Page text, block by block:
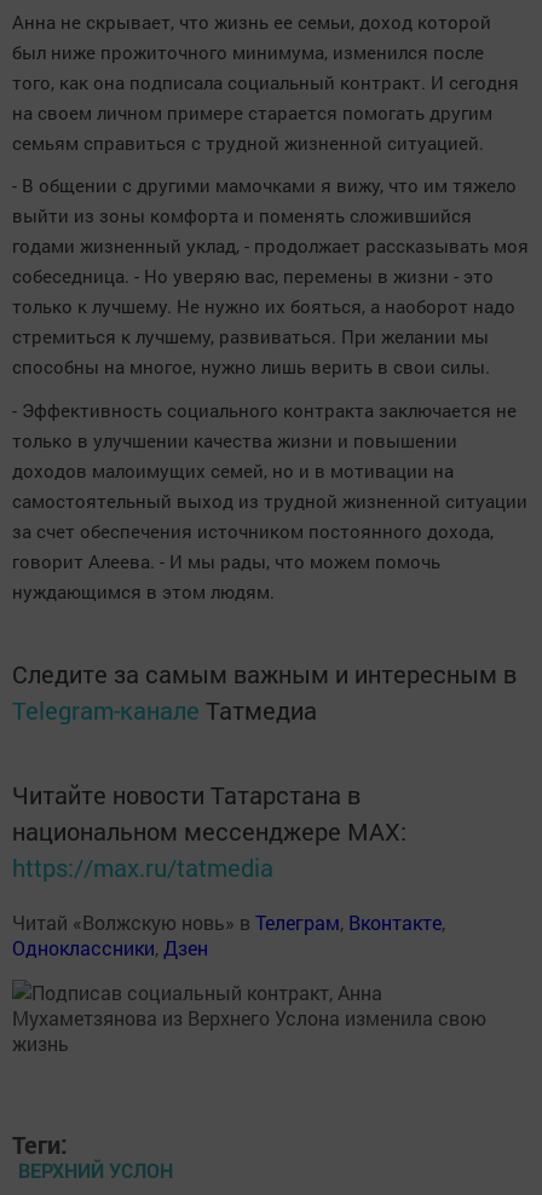
Анна не скрывает, что жизнь ее семьи, доход которой
был ниже прожиточного минимума, изменился после
того, как она подписала социальный контракт. И сегодня
на своем личном примере старается помогать другим
семьям справиться с трудной жизненной ситуацией.
- В общении с другими мамочками я вижу, что им тяжело
выйти из зоны комфорта и поменять сложившийся
годами жизненный уклад, - продолжает рассказывать моя
собеседница. - Но уверяю вас, перемены в жизни - это
только к лучшему. Не нужно их бояться, а наоборот надо
стремиться к лучшему, развиваться. При желании мы
способны на многое, нужно лишь верить в свои силы.
- Эффективность социального контракта заключается не
только в улучшении качества жизни и повышении
доходов малоимущих семей, но и в мотивации на
самостоятельный выход из трудной жизненной ситуации
за счет обеспечения источником постоянного дохода,
говорит Алеева. - И мы рады, что можем помочь
нуждающимся в этом людям.
Следите за самым важным и интересным в
Telegram-канале Татмедиа
Читайте новости Татарстана в
национальном мессенджере MАХ:
https://max.ru/tatmedia
Читай «Волжскую новь» в Телеграм, Вконтакте,
Одноклассники, Дзен
Теги:
ВЕРХНИЙ УСЛОН